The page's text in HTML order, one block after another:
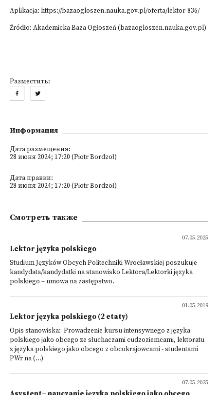
Aplikacja: https://bazaogloszen.nauka.gov.pl/oferta/lektor-836/
Źródło: Akademicka Baza Ogłoszeń (bazaogloszen.nauka.gov.pl)
Разместить:
Информация
Дата размещения:
28 июня 2024; 17:20 (Piotr Bordzoł)
Дата правки:
28 июня 2024; 17:20 (Piotr Bordzoł)
Смотреть также
07.05.2025
Lektor języka polskiego
Studium Języków Obcych Politechniki Wrocławskiej poszukuje
kandydata/kandydatki na stanowisko Lektora/Lektorki języka
polskiego – umowa na zastępstwo.
01.05.2019
Lektor języka polskiego (2 etaty)
Opis stanowiska: Prowadzenie kursu intensywnego z języka
polskiego jako obcego ze słuchaczami cudzoziemcami, lektoratu
z języka polskiego jako obcego z obcokrajowcami - studentami
PWr na (...)
07.05.2025